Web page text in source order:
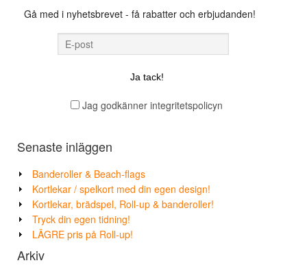
Gå med i nyhetsbrevet - få rabatter och erbjudanden!
Jag godkänner integritetspolicyn
Senaste inläggen
Banderoller & Beach-flags
Kortlekar / spelkort med din egen design!
Kortlekar, brädspel, Roll-up & banderoller!
Tryck din egen tidning!
LÄGRE pris på Roll-up!
Arkiv